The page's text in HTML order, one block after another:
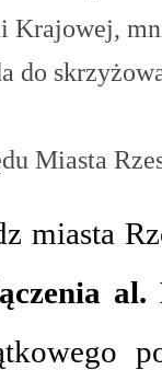
Krajowej,
do
Miasta
miasta